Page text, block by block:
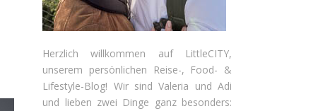
Herzlich willkommen auf LittleCITY,
unserem persönlichen Reise-, Food- &
Lifestyle-Blog! Wir sind Valeria und Adi
und lieben zwei Dinge ganz besonders: